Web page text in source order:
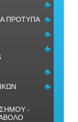
ΠΡΟΤΥΠΑ
-